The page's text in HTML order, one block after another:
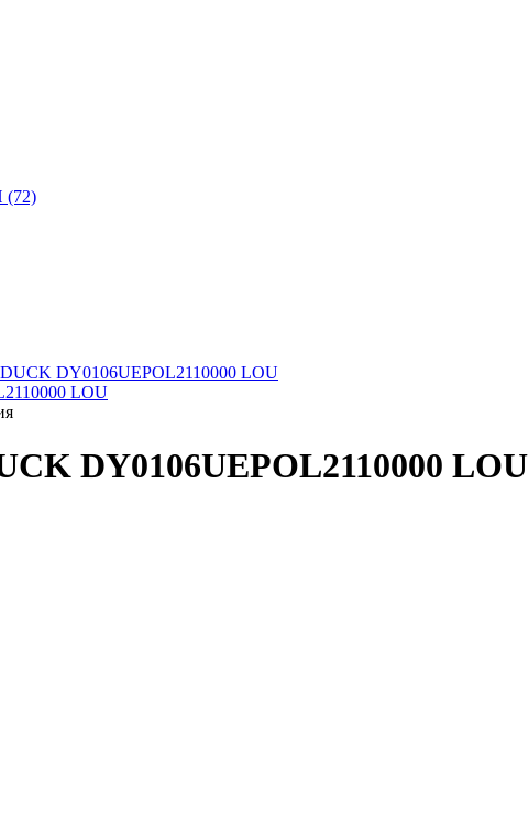
DY0106UEPOL2110000 LOU
DY0106UEPOL2110000 LOU